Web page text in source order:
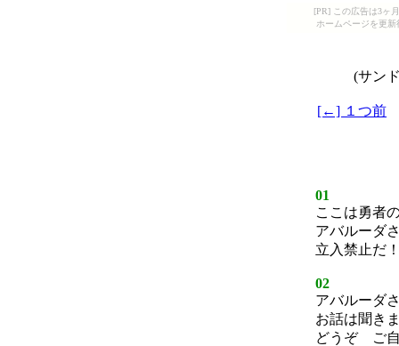
[PR] この広告は3ヶ
ホームページを更
(サン
[←] １つ前
01
ここは勇者
アバルーダ
立入禁止だ
02
アバルーダ
お話は聞き
どうぞ ご